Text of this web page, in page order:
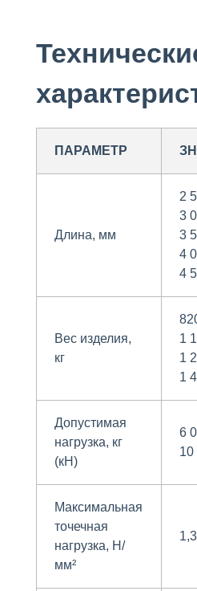
ПАРАМЕТР
Длина, мм
2
3
3
4
4
Вес изделия,
кг
1
1
1
Допустимая
нагрузка, кг
(кН)
6
10
Максимальная
точечная
нагрузка, Н/
мм²
1,3